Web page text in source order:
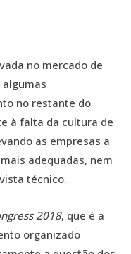
no mercado de
no restante do
à falta da cultura de
as empresas a
adequadas, nem
técnico.
2018, que é a
organizado